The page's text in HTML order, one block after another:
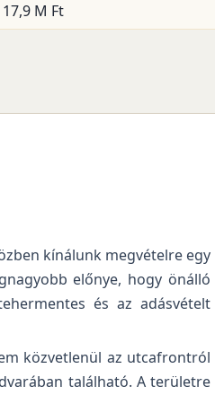
17,9 M Ft
kínálunk megvételre egy
előnye, hogy önálló
és az adásvételt
közvetlenül az utcafrontról
található. A területre